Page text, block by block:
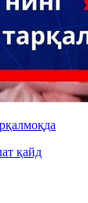
қайд